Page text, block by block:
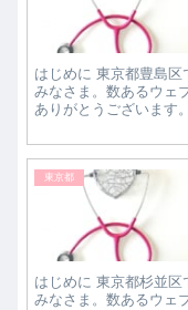
はじめに 東京都豊島
みなさま。数あるウェ
ありがとうございます
東京都
はじめに 東京都杉並
みなさま。数あるウェ